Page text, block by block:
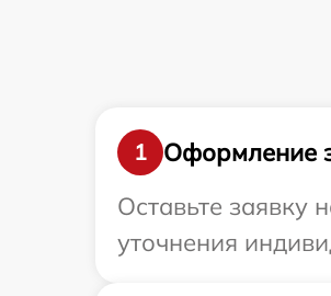
1
Оформление
Оставьте заявку
уточнения